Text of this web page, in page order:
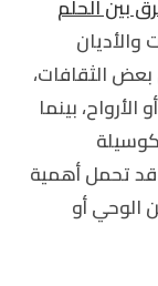
بين الحلم
والأديان
بعض الثقافات،
بينما
قد تحمل أهمية
الوحي أو